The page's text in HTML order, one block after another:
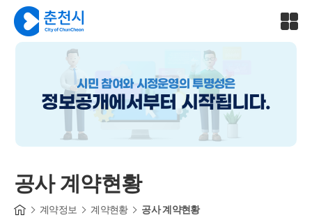
시민 참여와 시정운영의 투명성은
정보공개에서부터 시작됩니다.
공사 계약현황
계약정보 계약현황 공사 계약현황